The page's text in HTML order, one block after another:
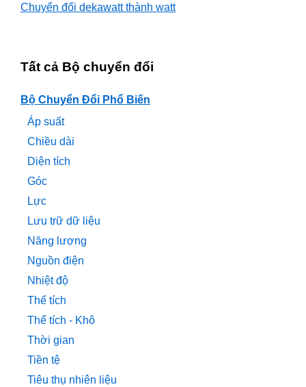
Chuyển đổi dekawatt thành watt
Tất cả Bộ chuyển đổi
Bộ Chuyển Đổi Phổ Biến
Áp suất
Chiều dài
Diện tích
Góc
Lực
Lưu trữ dữ liệu
Năng lượng
Nguồn điện
Nhiệt độ
Thể tích
Thể tích - Khô
Thời gian
Tiền tệ
Tiêu thụ nhiên liệu